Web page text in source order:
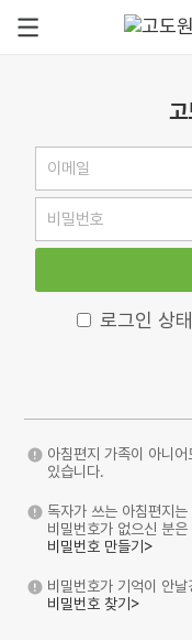
고
로그인 상
아침편지 가족이 아니
있습니다.
독자가 쓰는 아침편지
비밀번호가 없으신 분
비밀번호 만들기>
비밀번호가 기억이 안
비밀번호 찾기>